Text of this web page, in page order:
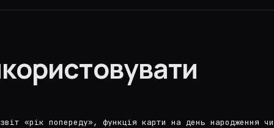
«рік попереду», функція карти на день народження